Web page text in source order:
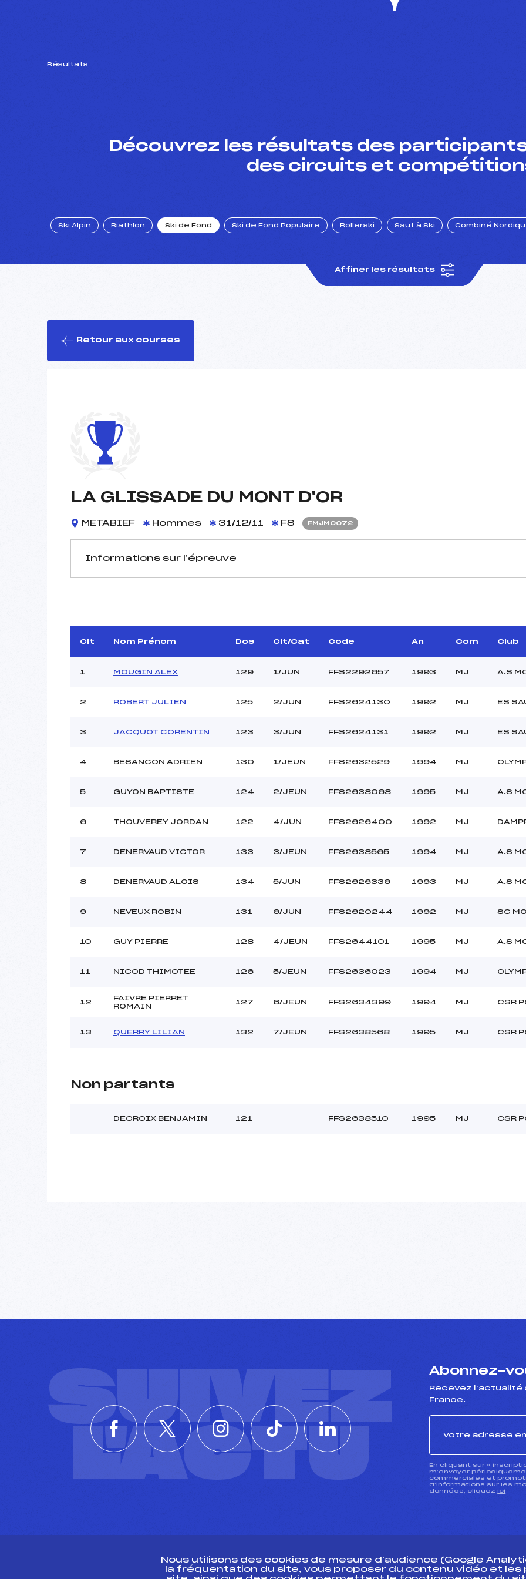
Résultats
Découvrez les résultats des participants
des circuits et
Ski Alpin Biathlon Ski de Fond Ski de Fond Populaire Rollerski Saut à Ski Combiné
Affiner les résultats
Retour aux courses
LA GLISSADE DU MONT D'OR
METABIEF Hommes 31/12/11 FS FMJM0072
Informations sur l’épreuve
D.T Adjoint :
–
Dir. Epreuve :
JACQUIN CLAUDE (MJ)
Distance :
Point Haut :
Pénalité appliquée :
–
Catégorie :
JE/JU
Clt Nom Prénom Dos Clt/Cat Code An Com Club
1 MOUGIN ALEX 129 1/JUN FFS2292657 1993 MJ A.S
2 ROBERT JULIEN 125 2/JUN FFS2624130 1992 MJ ES
3 JACQUOT CORENTIN 123 3/JUN FFS2624131 1992 MJ ES
4 BESANCON ADRIEN 130 1/JEUN FFS2632529 1994 MJ
5 GUYON BAPTISTE 124 2/JEUN FFS2638068 1995 MJ A.S
6 THOUVEREY JORDAN 122 4/JUN FFS2626400 1992 MJ
7 DENERVAUD VICTOR 133 3/JEUN FFS2638565 1994 MJ A.S
8 DENERVAUD ALOIS 134 5/JUN FFS2626336 1993 MJ A.S
9 NEVEUX ROBIN 131 6/JUN FFS2620244 1992 MJ SC
10 GUY PIERRE 128 4/JEUN FFS2644101 1995 MJ A.S
11 NICOD THIMOTEE 126 5/JEUN FFS2636023 1994 MJ
12
FAIVRE PIERRET
ROMAIN
127 6/JEUN FFS2634399 1994 MJ CSR
13 QUERRY LILIAN 132 7/JEUN FFS2638568 1995 MJ CSR
Non partants
DECROIX BENJAMIN 121 FFS2638510 1995 MJ CSR
SUIVEZ
L'ACTU
Abonnez-
Recevez l’actualité
France.
En cliquant sur «
m’envoyer
commerciales et
d’informations sur les
données, cliquez ici
Nous utilisons des cookies de mesure d’audience (Google
la fréquentation du site, vous proposer du contenu vidéo et